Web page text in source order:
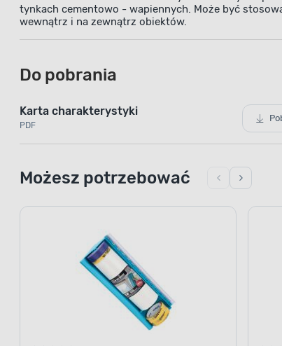
tynkach cementowo - wapiennych. Może być
wewnątrz i na zewnątrz obiektów.
Do pobrania
Karta charakterystyki
PDF
Możesz potrzebować